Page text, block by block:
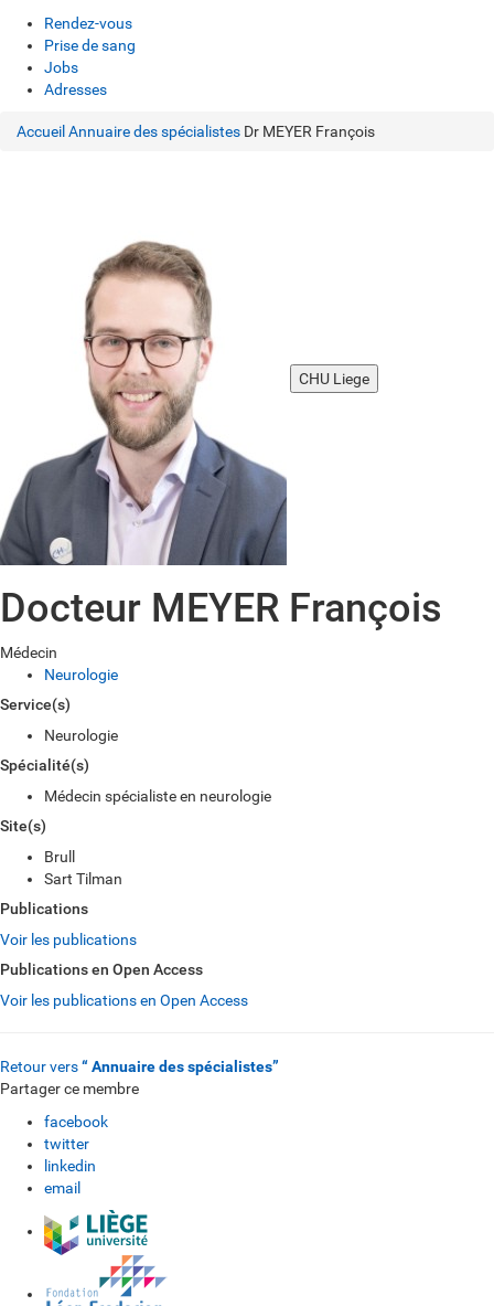
Rendez-vous
Prise de sang
Jobs
Adresses
Accueil Annuaire des spécialistes Dr MEYER François
CHU Liege
Docteur MEYER François
Médecin
Neurologie
Service(s)
Neurologie
Spécialité(s)
Médecin spécialiste en neurologie
Site(s)
Brull
Sart Tilman
Publications
Voir les publications
Publications en Open Access
Voir les publications en Open Access
Retour vers“ Annuaire des spécialistes”
Partager ce membre
facebook
twitter
linkedin
email